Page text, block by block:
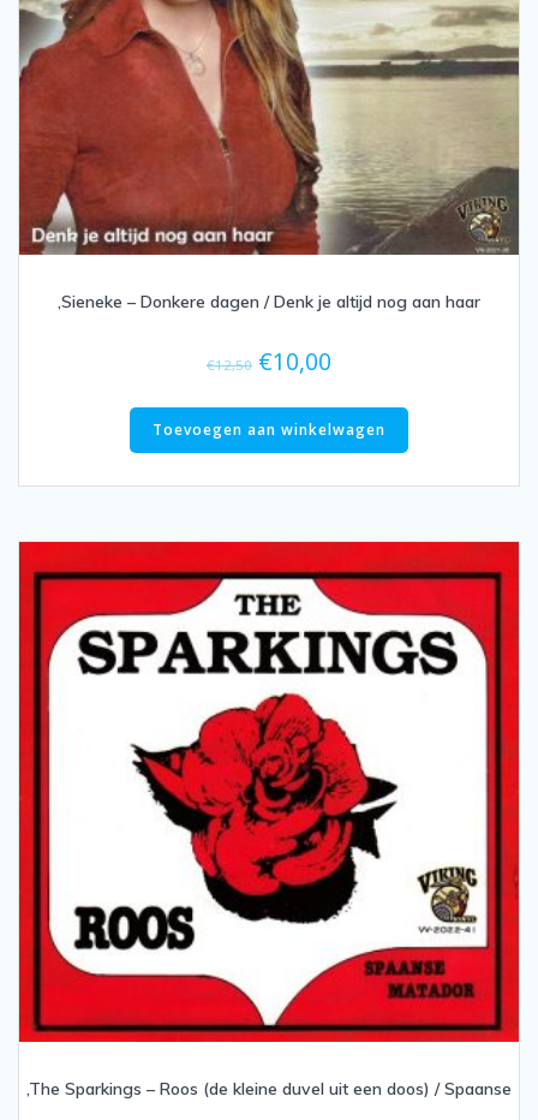
,Sieneke – Donkere dagen / Denk je altijd nog aan haar
€12,50 Oorspronkelijke
was:
€12,50.
€10,00
is:
€10,00.
Toevoegen aan winkelwagen
,The Sparkings – Roos (de kleine duvel uit een doos) / Spaanse